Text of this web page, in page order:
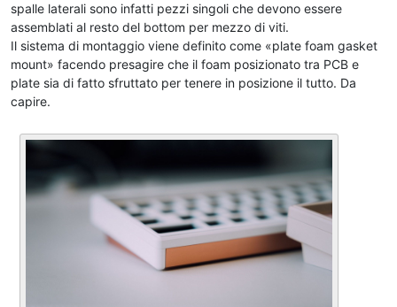
spalle laterali sono infatti pezzi singoli che devono essere
assemblati al resto del bottom per mezzo di viti.
Il sistema di montaggio viene definito come «plate foam gasket
mount» facendo presagire che il foam posizionato tra PCB e
plate sia di fatto sfruttato per tenere in posizione il tutto. Da
capire.